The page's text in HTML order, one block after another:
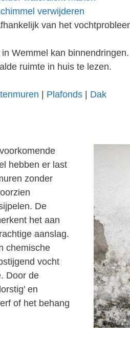
verwijderen
van het
Wemmel kan
ruimte in huis te lezen.
Plafonds Dak
hebben er last
zonder
De
het aan
aanslag.
chemische
vocht
Door de
en
of het behang